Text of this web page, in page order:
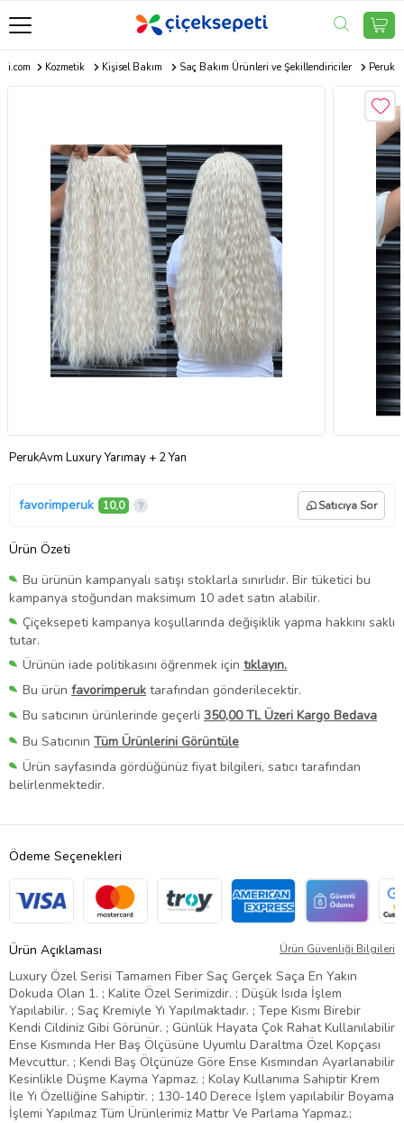
Kozmetik Kişisel Bakım Saç Bakım Ürünleri ve Şekillendiriciler Peruk
PerukAvm Luxury Yarımay + 2 Yan
favorimperuk 10,0 Satıcıya Sor
Ürün Özeti
Bu ürünün kampanyalı satışı stoklarla sınırlıdır. Bir tüketici bu
kampanya stoğundan maksimum 10 adet satın alabilir.
Çiçeksepeti kampanya koşullarında değişiklik yapma hakkını saklı
tutar.
Ürünün iade politikasını öğrenmek için tıklayın.
Bu ürün favorimperuk tarafından gönderilecektir.
Bu satıcının ürünlerinde geçerli 350,00 TL Üzeri Kargo Bedava
Bu Satıcının Tüm Ürünlerini Görüntüle
Ürün sayfasında gördüğünüz fiyat bilgileri, satıcı tarafından
belirlenmektedir.
Ödeme Seçenekleri
Ürün Açıklaması Ürün Güvenliği Bilgileri
Luxury Özel Serisi Tamamen Fiber Saç Gerçek Saça En Yakın
Dokuda Olan 1. ; Kalite Özel Serimizdir. ; Düşük Isıda İşlem
Yapılabilir. ; Saç Kremiyle Yı Yapılmaktadır. ; Tepe Kısmı Birebir
Kendi Cildiniz Gibi Görünür. ; Günlük Hayata Çok Rahat Kullanılabilir
Ense Kısmında Her Baş Ölçüsüne Uyumlu Daraltma Özel Kopçası
Mevcuttur. ; Kendi Baş Ölçünüze Göre Ense Kısmından Ayarlanabilir
Kesinlikle Düşme Kayma Yapmaz. ; Kolay Kullanıma Sahiptir Krem
İle Yı Özelliğine Sahiptir. ; 130-140 Derece İşlem yapılabilir Boyama
İşlemi Yapılmaz Tüm Ürünlerimiz Mattır Ve Parlama Yapmaz.;